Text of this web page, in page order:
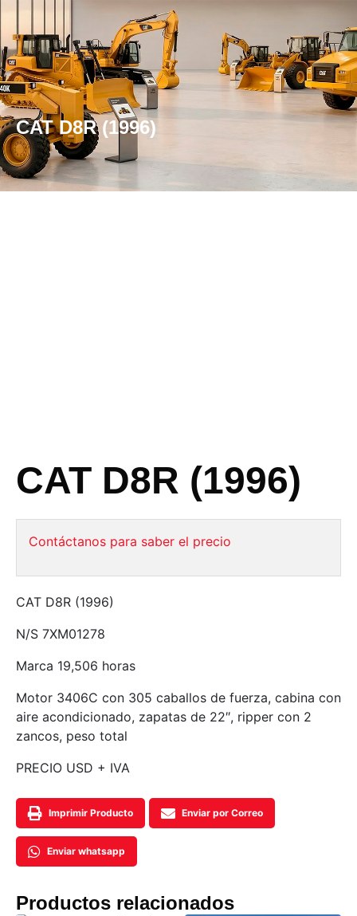
CAT D8R (1996)
CAT D8R (1996)
Contáctanos para saber el precio
CAT D8R (1996)
N/S 7XM01278
Marca 19,506 horas
Motor 3406C con 305 caballos de fuerza, cabina con
aire acondicionado, zapatas de 22″, ripper con 2
zancos, peso total
PRECIO USD + IVA
Imprimir Producto Enviar por Correo
Enviar whatsapp
Productos relacionados